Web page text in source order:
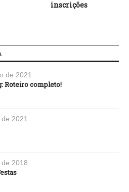
inscrições
de 2021
Roteiro completo!
2021
2018